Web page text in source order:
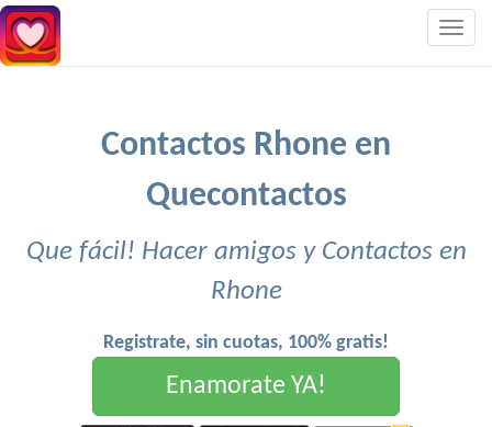
Contactos Rhone en
Quecontactos
Que fácil! Hacer amigos y Contactos en
Rhone
Registrate, sin cuotas, 100% gratis!
Enamorate YA!